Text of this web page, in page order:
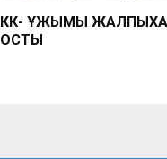
КҚК-Қ ҰЖЫМЫ
ҚОСТЫ